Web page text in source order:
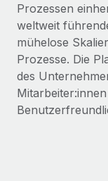
Prozessen
weltweit
mühelose
Prozesse. Die
des